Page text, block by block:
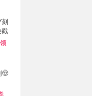
刻
🤠